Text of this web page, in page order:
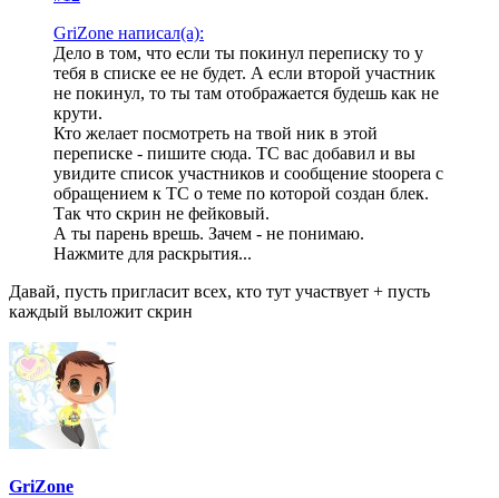
GriZone написал(а):
Дело в том, что если ты покинул переписку то у
тебя в списке ее не будет. А если второй участник
не покинул, то ты там отображается будешь как не
крути.
Кто желает посмотреть на твой ник в этой
переписке - пишите сюда. ТС вас добавил и вы
увидите список участников и сообщение stoopera с
обращением к ТС о теме по которой создан блек.
Так что скрин не фейковый.
А ты парень врешь. Зачем - не понимаю.
Нажмите для раскрытия...
Давай, пусть пригласит всех, кто тут участвует + пусть
каждый выложит скрин
GriZone